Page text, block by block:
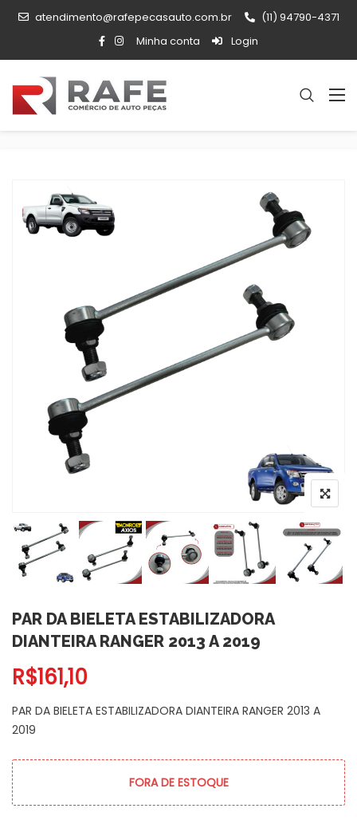
atendimento@rafepecasauto.com.br
(11) 94790-4371
Minha conta
Login
PAR DA BIELETA ESTABILIZADORA
DIANTEIRA RANGER 2013 A 2019
R$161,10
PAR DA BIELETA ESTABILIZADORA DIANTEIRA RANGER 2013 A
2019
FORA DE ESTOQUE